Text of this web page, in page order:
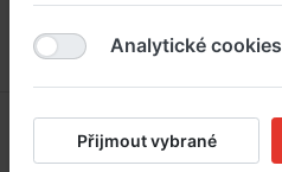
Analytické cookies
Přijmout vybrané